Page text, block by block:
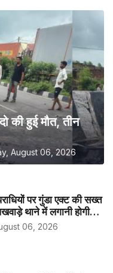
की हुई मौत, तीन
August 06, 2026
पर गुंडा एक्ट की सख्त
थाने में लगानी होगी
06, 2026